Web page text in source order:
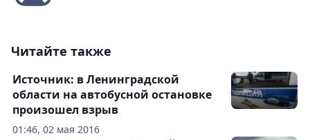
Читайте также
01:46, 02 мая 2016
Источник: в Ленинградской
области на автобусной остановке
произошел взрыв